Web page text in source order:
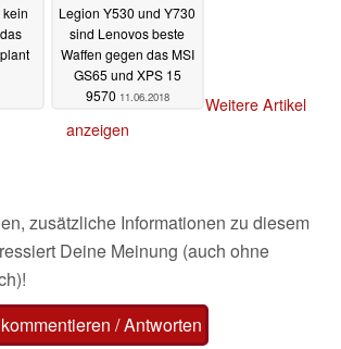
Legion Y530 und Y730
sind Lenovos beste
Waffen gegen das MSI
GS65 und XPS 15
9570 11.06.2018
Weitere Artikel
anzeigen
zusätzliche Informationen zu diesem
Deine Meinung (auch ohne
/ Antworten